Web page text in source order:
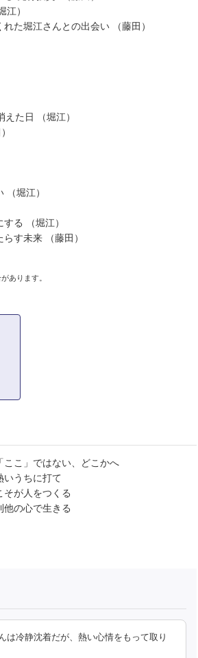
江）
た堀江さんとの出会い （藤田）
た日 （堀江）
（堀江）
る （堀江）
す未来 （藤田）
あります。
こ」ではない、どこかへ
うちに打て
が人をつくる
の心で生きる
は冷静沈着だが、熱い心情をもって取り